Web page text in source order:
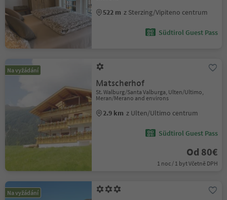
522 m z Sterzing/Vipiteno centrum
Südtirol Guest Pass
Na vyžádání
Matscherhof
St. Walburg/Santa Valburga, Ulten/Ultimo,
Meran/Merano and environs
2.9 km z Ulten/Ultimo centrum
Südtirol Guest Pass
Od 80€
1 noc / 1 byt Včetně DPH
Na vyžádání